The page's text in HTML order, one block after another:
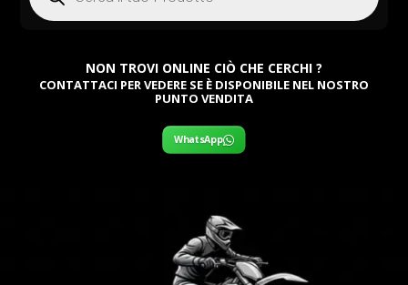
NON TROVI ONLINE CIÒ CHE CERCHI ?
CONTATTACI PER VEDERE SE È DISPONIBILE NEL NOSTRO
PUNTO VENDITA
WhatsApp